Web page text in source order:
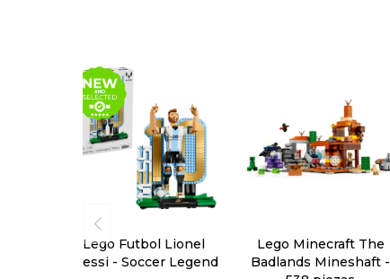
Lego Futbol Lionel
Messi - Soccer Legend
Lego Minecraft The
Badlands Mineshaft -